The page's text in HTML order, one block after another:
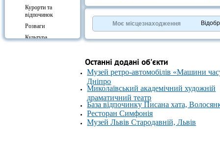
Курорти та
відпочинок
Розваги
Культура
OpenStreetMapcontributors.
»
Моє місцезнаходження
Останні додані об'єкти
Музей ретро-автомобілів «Машини
Дніпро
Миколаївський академічний художній
драматичний театр
База відпочинку Писана хата,
Ресторан Симфонія
Музей Львів Стародавній, Львів